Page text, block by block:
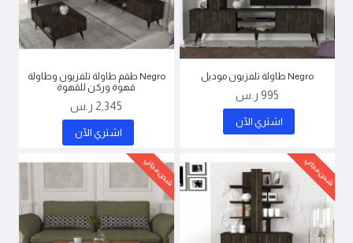
Negro طاولة تلفزيون موديل
995 ر.س
اشتري اﻵن
Negro طقم طاولة تلفزيون وطاولة
قهوة وركن للقهوة
2,345 ر.س
اشتري اﻵن
شحن مجاني شحن مجاني